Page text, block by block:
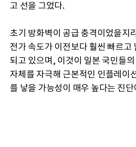
고 선을 그었다.
초기 방화벽이 공급 충격이었을지
전가 속도가 이전보다 훨씬 빠르고
되고 있으며, 이것이 일본 국민들
자체를 자극해 근본적인 인플레이
를 낳을 가능성이 매우 높다는 진단